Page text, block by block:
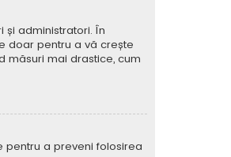
și administratori. În
doar pentru a vă crește
măsuri mai drastice, cum
pentru a preveni folosirea